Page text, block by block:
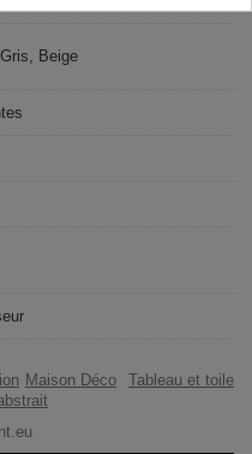
Beige
Maison Déco
Tableau et toile